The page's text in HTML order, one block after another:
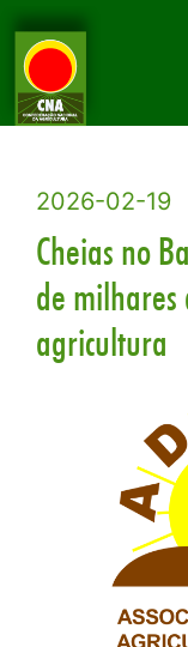
2026-02-19
Cheias no
de milhares
agricultura